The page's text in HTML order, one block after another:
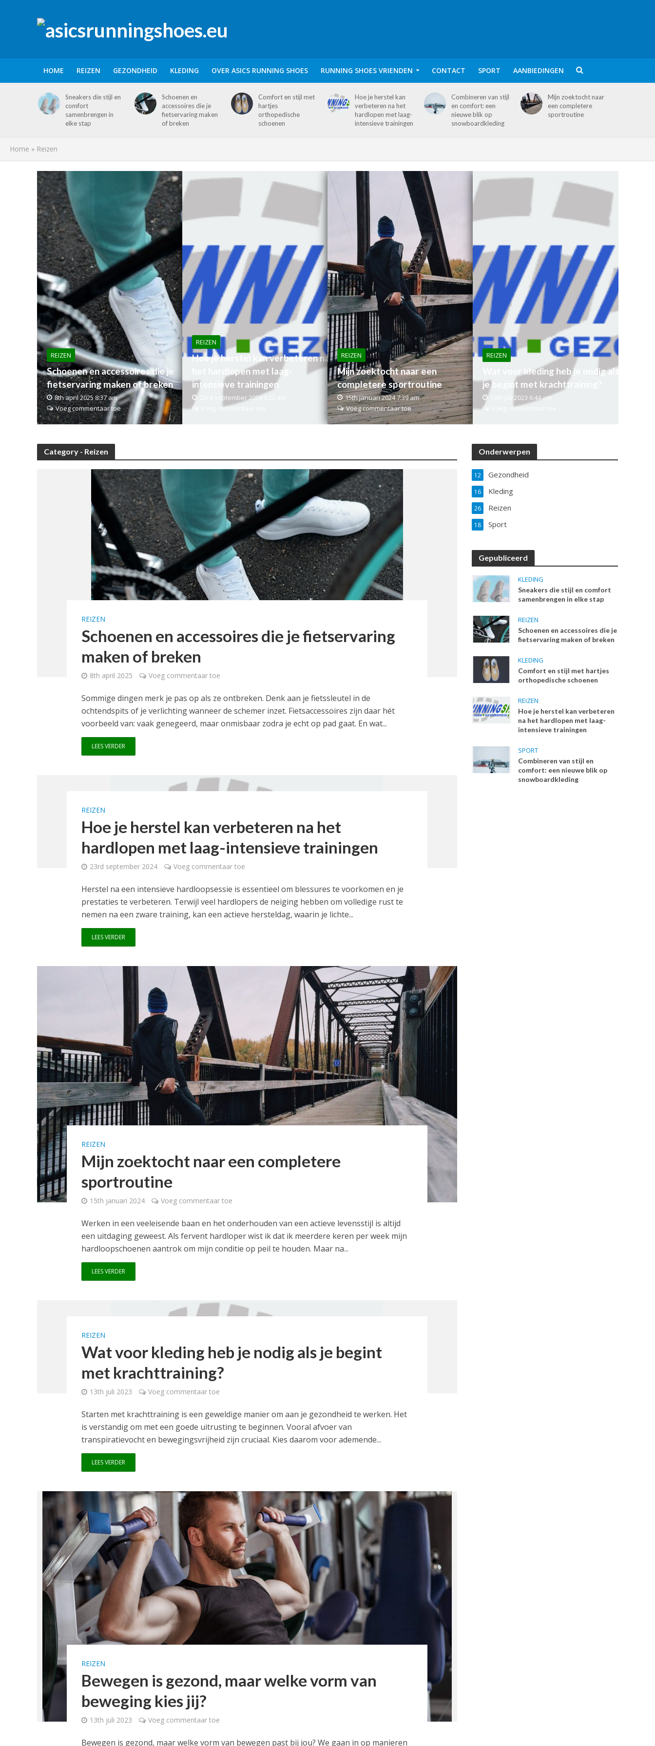
HOME REIZEN GEZONDHEID KLEDING OVER ASICS RUNNING SHOES RUNNING SHOES VRIENDEN CONTACT SPORT AANBIEDINGEN
Sneakers die stijl en
comfort
samenbrengen in
elke stap
Schoenen en
accessoires die je
fietservaring maken
of breken
Comfort en stijl met
hartjes
orthopedische
schoenen
Hoe je herstel kan
verbeteren na het
hardlopen met laag-
intensieve trainingen
Combineren van stijl
en comfort: een
nieuwe blik op
snowboardkleding
Mijn zoektocht naar
een completere
sportroutine
Home » Reizen
REIZEN
Schoenen en accessoires die je
fietservaring maken of breken
8th april 2025 8:37 am
Voeg commentaar toe
REIZEN
Hoe je herstel kan verbeteren na
het hardlopen met laag-
intensieve trainingen
23rd september 2024 9:22 am
Voeg commentaar toe
REIZEN
Mijn zoektocht naar een
completere sportroutine
15th januari 2024 7:39 am
Voeg commentaar toe
REIZEN
Wat voor kleding heb je nodig als
je begint met krachttraining?
13th juli 2023 6:44 am
Voeg commentaar toe
Category - Reizen
REIZEN
Schoenen en accessoires die je fietservaring
maken of breken
8th april 2025 Voeg commentaar toe
Sommige dingen merk je pas op als ze ontbreken. Denk aan je fietssleutel in de
ochtendspits of je verlichting wanneer de schemer inzet. Fietsaccessoires zijn daar hét
voorbeeld van: vaak genegeerd, maar onmisbaar zodra je echt op pad gaat. En wat...
LEES VERDER
REIZEN
Hoe je herstel kan verbeteren na het
hardlopen met laag-intensieve trainingen
23rd september 2024 Voeg commentaar toe
Herstel na een intensieve hardloopsessie is essentieel om blessures te voorkomen en je
prestaties te verbeteren. Terwijl veel hardlopers de neiging hebben om volledige rust te
nemen na een zware training, kan een actieve hersteldag, waarin je lichte...
LEES VERDER
REIZEN
Mijn zoektocht naar een completere
sportroutine
15th januari 2024 Voeg commentaar toe
Werken in een veeleisende baan en het onderhouden van een actieve levensstijl is altijd
een uitdaging geweest. Als fervent hardloper wist ik dat ik meerdere keren per week mijn
hardloopschoenen aantrok om mijn conditie op peil te houden. Maar na...
LEES VERDER
REIZEN
Wat voor kleding heb je nodig als je begint
met krachttraining?
13th juli 2023 Voeg commentaar toe
Starten met krachttraining is een geweldige manier om aan je gezondheid te werken. Het
is verstandig om met een goede uitrusting te beginnen. Vooral afvoer van
transpiratievocht en bewegingsvrijheid zijn cruciaal. Kies daarom voor ademende...
LEES VERDER
REIZEN
Bewegen is gezond, maar welke vorm van
beweging kies jij?
13th juli 2023 Voeg commentaar toe
Bewegen is gezond, maar welke vorm van bewegen past bij jou? We gaan in op manieren
Onderwerpen
Gezondheid
12
Kleding
16
Reizen
26
Sport
18
Gepubliceerd
KLEDING
Sneakers die stijl en comfort
samenbrengen in elke stap
REIZEN
Schoenen en accessoires die je
fietservaring maken of breken
KLEDING
Comfort en stijl met hartjes
orthopedische schoenen
REIZEN
Hoe je herstel kan verbeteren
na het hardlopen met laag-
intensieve trainingen
SPORT
Combineren van stijl en
comfort: een nieuwe blik op
snowboardkleding